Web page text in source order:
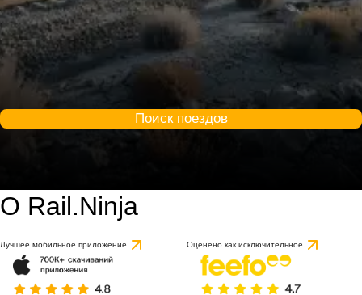
Поиск поездов
О Rail.Ninja
Лучшее мобильное приложение Оценено как исключительное